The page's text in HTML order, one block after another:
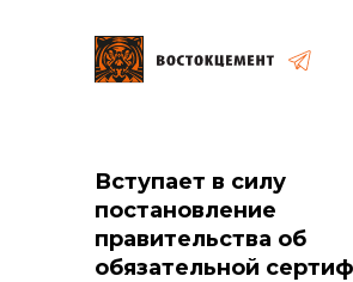
Закупки
общая информация
Вступает в силу
постановление
правительства об
обязательной